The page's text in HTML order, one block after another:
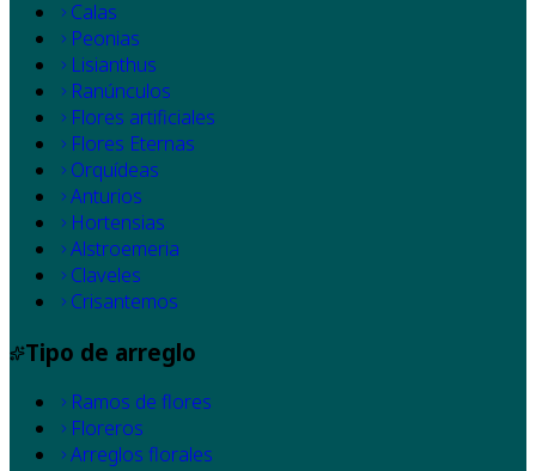
Calas
Peonias
Lisianthus
Ranúnculos
Flores artificiales
Flores Eternas
Orquídeas
Anturios
Hortensias
Alstroemeria
Claveles
Crisantemos
Tipo de arreglo
Ramos de flores
Floreros
Arreglos florales